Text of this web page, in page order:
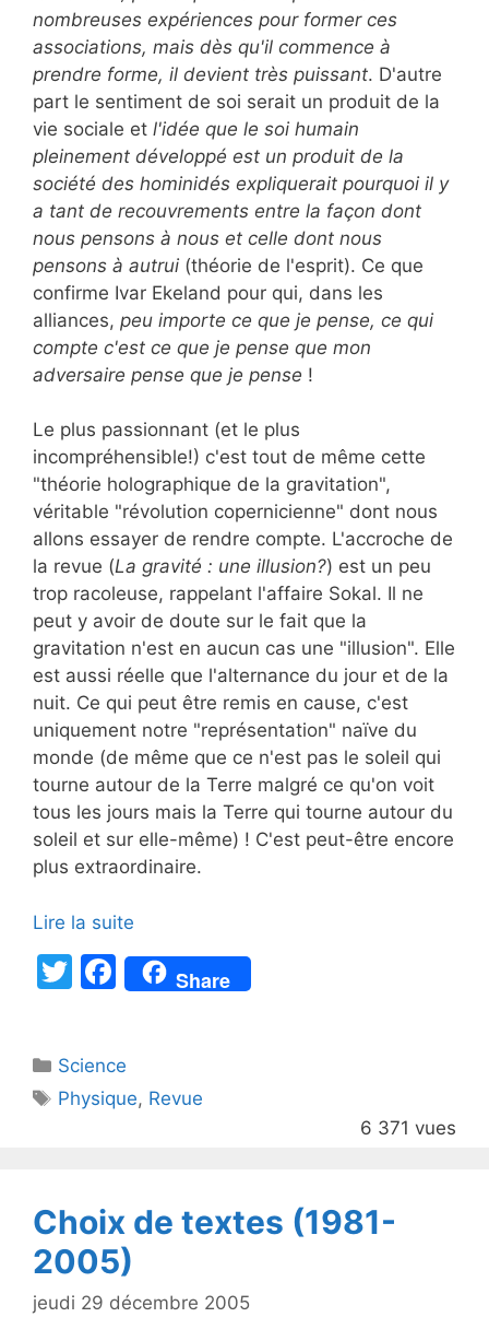
nombreuses expériences pour former ces
associations, mais dès qu'il commence à
prendre forme, il devient très puissant. D'autre
part le sentiment de soi serait un produit de la
vie sociale et l'idée que le soi humain
pleinement développé est un produit de la
société des hominidés expliquerait pourquoi il y
a tant de recouvrements entre la façon dont
nous pensons à nous et celle dont nous
pensons à autrui (théorie de l'esprit). Ce que
confirme Ivar Ekeland pour qui, dans les
alliances, peu importe ce que je pense, ce qui
compte c'est ce que je pense que mon
adversaire pense que je pense !
Le plus passionnant (et le plus
incompréhensible!) c'est tout de même cette
"théorie holographique de la gravitation",
véritable "révolution copernicienne" dont nous
allons essayer de rendre compte. L'accroche de
la revue (La gravité : une illusion?) est un peu
trop racoleuse, rappelant l'affaire Sokal. Il ne
peut y avoir de doute sur le fait que la
gravitation n'est en aucun cas une "illusion". Elle
est aussi réelle que l'alternance du jour et de la
nuit. Ce qui peut être remis en cause, c'est
uniquement notre "représentation" naïve du
monde (de même que ce n'est pas le soleil qui
tourne autour de la Terre malgré ce qu'on voit
tous les jours mais la Terre qui tourne autour du
soleil et sur elle-même) ! C'est peut-être encore
plus extraordinaire.
Lire la suite
T
er
F
a
e
b
k
Share
Catégories
Science
Étiquettes
Physique, Revue
6 371 vues
Choix de textes (1981-
2005)
jeudi 29 décembre 2005